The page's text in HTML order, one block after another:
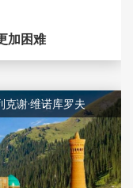
加困难
克谢·维诺库罗夫